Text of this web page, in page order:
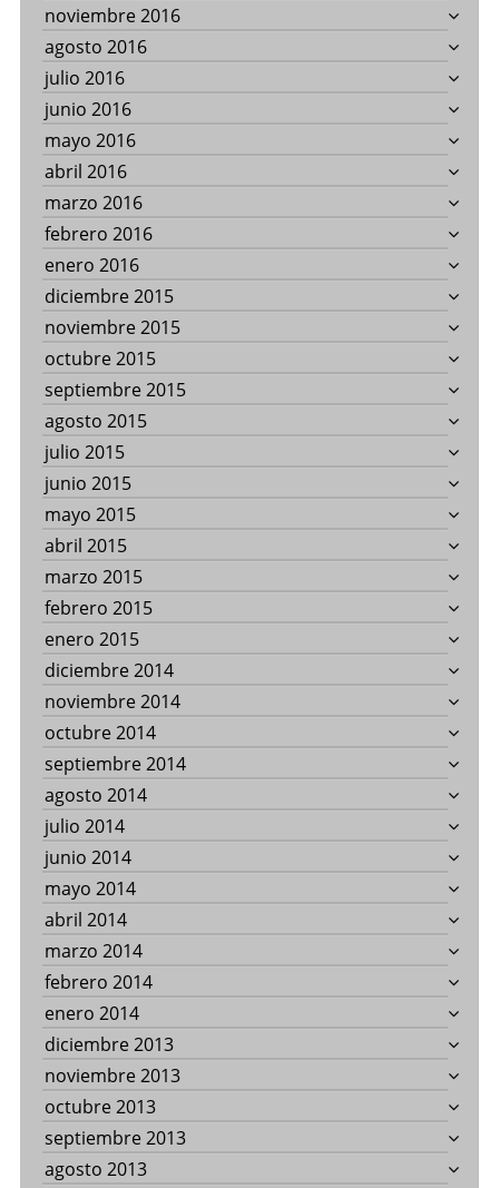
noviembre 2016
agosto 2016
julio 2016
junio 2016
mayo 2016
abril 2016
marzo 2016
febrero 2016
enero 2016
diciembre 2015
noviembre 2015
octubre 2015
septiembre 2015
agosto 2015
julio 2015
junio 2015
mayo 2015
abril 2015
marzo 2015
febrero 2015
enero 2015
diciembre 2014
noviembre 2014
octubre 2014
septiembre 2014
agosto 2014
julio 2014
junio 2014
mayo 2014
abril 2014
marzo 2014
febrero 2014
enero 2014
diciembre 2013
noviembre 2013
octubre 2013
septiembre 2013
agosto 2013